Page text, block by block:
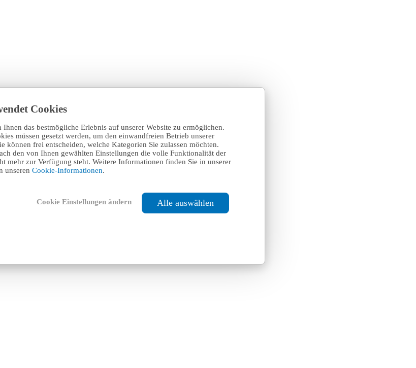
Cookies
das bestmögliche Erlebnis auf unserer Website zu ermöglichen.
müssen gesetzt werden, um den einwandfreien Betrieb unserer
können frei entscheiden, welche Kategorien Sie zulassen möchten.
den von Ihnen gewählten Einstellungen die volle Funktionalität der
mehr zur Verfügung steht. Weitere Informationen finden Sie in unserer
unseren Cookie-Informationen.
Cookie Einstellungen ändern Alle auswählen